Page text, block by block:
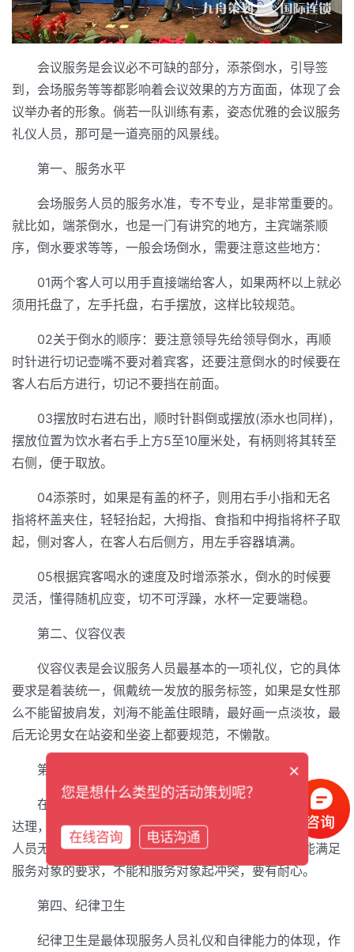
会议服务是会议必不可缺的部分，添茶倒水，引导签
到，会场服务等等都影响着会议效果的方方面面，体现了会
议举办者的形象。倘若一队训练有素，姿态优雅的会议服务
礼仪人员，那可是一道亮丽的风景线。
第一、服务水平
会场服务人员的服务水准，专不专业，是非常重要的。
就比如，端茶倒水，也是一门有讲究的地方，主宾端茶顺
序，倒水要求等等，一般会场倒水，需要注意这些地方：
01两个客人可以用手直接端给客人，如果两杯以上就必
须用托盘了，左手托盘，右手摆放，这样比较规范。
02关于倒水的顺序：要注意领导先给领导倒水，再顺
时针进行切记壶嘴不要对着宾客，还要注意倒水的时候要在
客人右后方进行，切记不要挡在前面。
03摆放时右进右出，顺时针斟倒或摆放(添水也同样)，
摆放位置为饮水者右手上方5至10厘米处，有柄则将其转至
右侧，便于取放。
04添茶时，如果是有盖的杯子，则用右手小指和无名
指将杯盖夹住，轻轻抬起，大拇指、食指和中拇指将杯子取
起，侧对客人，在客人右后侧方，用左手容器填满。
05根据宾客喝水的速度及时增添茶水，倒水的时候要
灵活，懂得随机应变，切不可浮躁，水杯一定要端稳。
第二、仪容仪表
仪容仪表是会议服务人员最基本的一项礼仪，它的具体
要求是着装统一，佩戴统一发放的服务标签，如果是女性那
么不能留披肩发，刘海不能盖住眼睛，最好画一点淡妆，最
后无论男女在站姿和坐姿上都要规范，不懒散。
第三、服务态度
在会议服务的过程中会遇到形形色色的人，有的人通情
达理，有的人就可能喜欢吹毛求疵，这时候就要求会议服务
人员无论遇上哪种人都能保持良好的态度，尽自己所能满足
服务对象的要求，不能和服务对象起冲突，要有耐心。
第四、纪律卫生
纪律卫生是最体现服务人员礼仪和自律能力的体现，作
×
您是想什么类型的活动策划呢？
在线咨询 电话沟通